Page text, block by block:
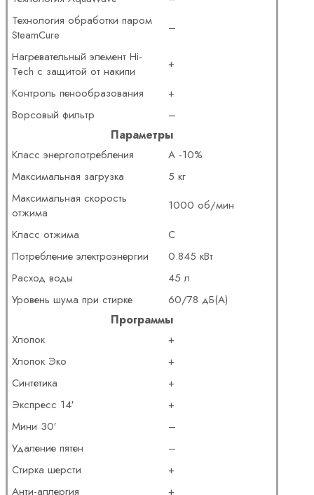
Технология обработки паром
SteamCure
–
Нагревательный элемент Hi-
Tech с защитой от накипи
+
Контроль пенообразования
+
Ворсовый фильтр
–
Параметры
Класс энергопотребления
A -10%
Максимальная загрузка
5 кг
Максимальная скорость
отжима
1000 об/мин
Класс отжима
C
Потребление электроэнергии
0.845 кВт
Расход воды
45 л
Уровень шума при стирке
60/78 дБ(А)
Программы
Хлопок
+
Хлопок Эко
+
Синтетика
+
Экспресс 14′
+
Мини 30′
–
Удаление пятен
–
Стирка шерсти
+
Анти-аллергия
+